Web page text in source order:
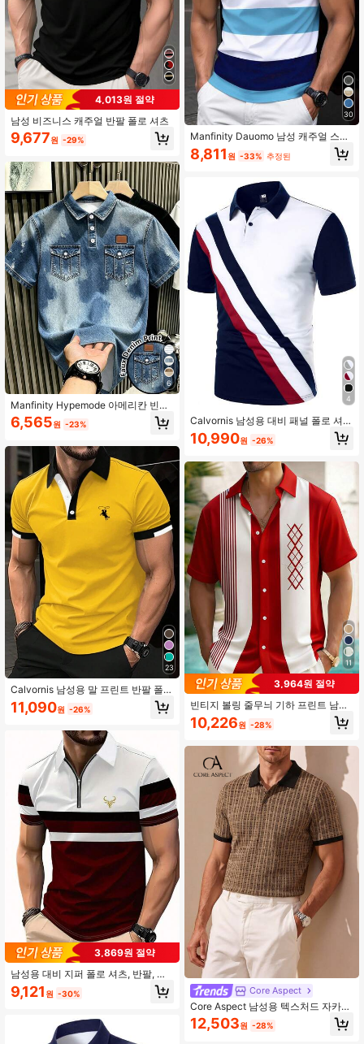
4,013원 절약
남성 비즈니스 캐주얼 반팔 폴로 셔츠
9,677원 -29%
6
Manfinity Hypemode 아메리칸 빈티
지 디스트레스드 데님 프린트 폴로 셔
츠, 하프 버튼 라펠 유틸리티 페이크
리브 셔츠, 남녀 그래픽 티셔츠, 일상
출퇴근 여름 캐주얼 웨어에 적합
6,565원 -23%
23
Calvornis 남성용 말 프린트 반팔 폴로
정장 셔츠 면, 행사용
11,090원 -26%
3,869원 절약
남성용 대비 지퍼 폴로 셔츠, 반팔, 쿼
터 지퍼 칼라, 자수 로고 골프 상의
9,121 원 -30%
30
Manfinity Dauomo 남성 캐주얼 스트
라이프 프린트 폴로 셔츠, 블루 시리
즈, 말 프린트, 비즈니스 및 일상복, 오
8,811 원 -33% 추정된
4
Calvornis 남성용 대비 패널 폴로 셔
츠, 정장, 행사용
10,990원 -26%
11
3,964원 절약
빈티지 볼링 줄무늬 기하 프린트 남성
용 버튼 포켓 셔츠
10,226원 -28%
Core Aspect
Core Aspect 남성용 텍스처드 자카드
탑, 스몰 하운드투스 자카드 폴로 셔
츠, 캐주얼 데일리 출퇴근 탑
12,503원 -28%